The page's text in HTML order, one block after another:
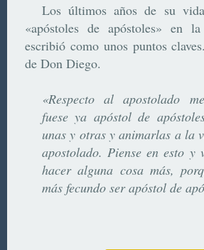
Los últimos años de su
«apóstoles de apóstoles» en
escribió como unos puntos
de Don Diego.
«Respecto al apostolado
fuese ya apóstol de
unas y otras y animarlas a la
apostolado. Piense en esto y
hacer alguna cosa más,
más fecundo ser apóstol de